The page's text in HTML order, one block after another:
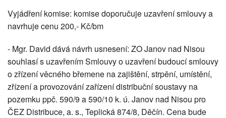
Vyjádření komise: komise doporučuje uzavření smlouvy a
navrhuje cenu 200,- Kč/bm
- Mgr. David dává návrh usnesení: ZO Janov nad Nisou
souhlasí s uzavřením Smlouvy o uzavření budoucí smlouvy
o zřízení věcného břemene na zajištění, strpění, umístění,
zřízení a provozování zařízení distribuční soustavy na
pozemku ppč. 590/9 a 590/10 k. ú. Janov nad Nisou pro
ČEZ Distribuce, a. s., Teplická 874/8, Děčín. Cena bude